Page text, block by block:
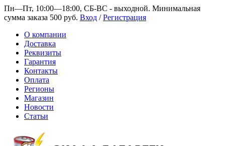
Пн—Пт, 10:00—18:00, СБ-ВС - выходной. Минимальная
сумма заказа 500 руб. Вход /Регистрация
О компании
Доставка
Реквизиты
Гарантия
Контакты
Оплата
Регионы
Магазин
Новости
Статьи